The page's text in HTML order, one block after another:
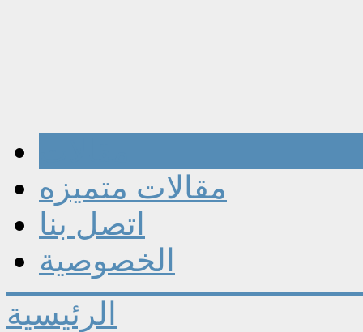
مقالات متميزه
اتصل بنا
الخصوصية
الرئيسية